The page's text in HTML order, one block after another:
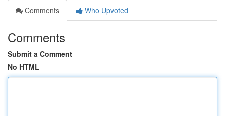
Comments
Who Upvoted
Comments
Submit a Comment
No HTML